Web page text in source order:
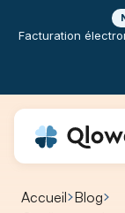
Facturation
Accueil Blog